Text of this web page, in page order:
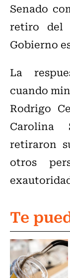
Senado
retiro del
Gobierno
La
cuando
Rodrigo
Carolina
retiraron
otros
Te